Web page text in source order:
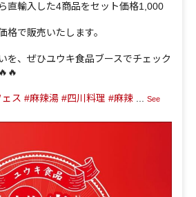
直輸入した4商品をセット価格1,000
格で販売いたします。
を、ぜひユウキ食品ブースでチェック
ス #麻辣湯 #四川料理 #麻辣
See